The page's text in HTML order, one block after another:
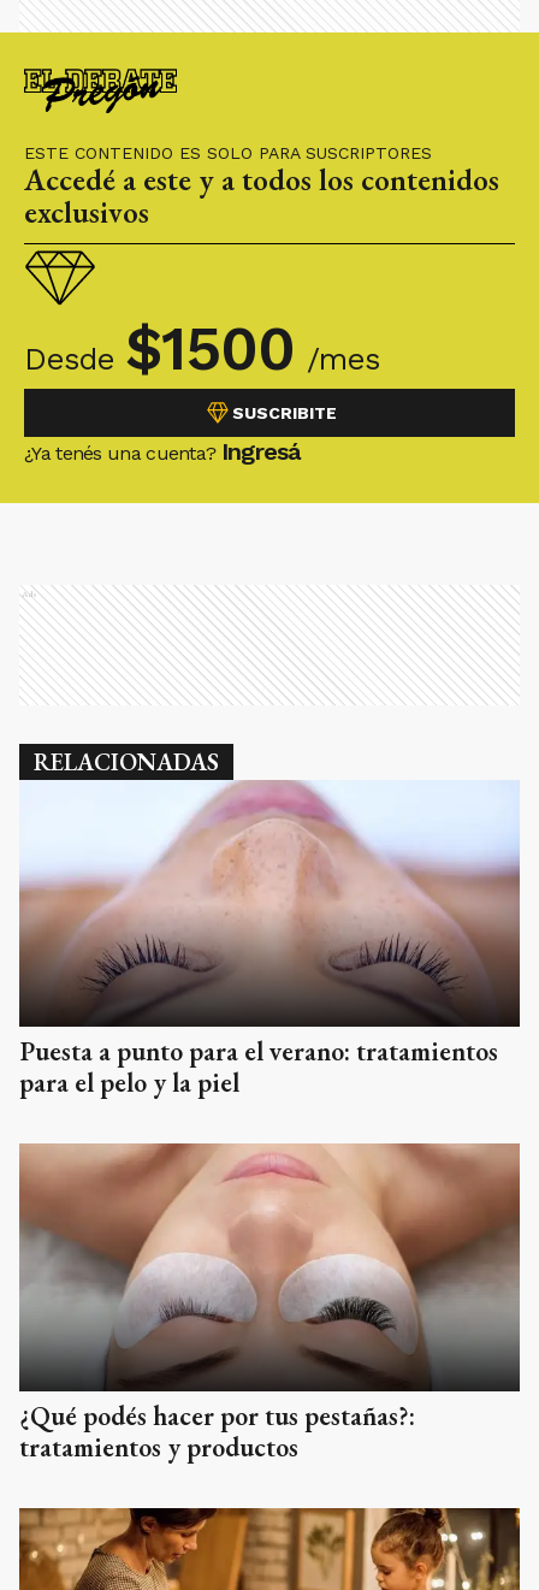
ESTE CONTENIDO ES SOLO PARA SUSCRIPTORES
Accedé a este y a todos los contenidos
exclusivos
Desde $1500 /mes
SUSCRIBITE
¿Ya tenés una cuenta? Ingresá
Ads
RELACIONADAS
Puesta a punto para el verano: tratamientos
para el pelo y la piel
¿Qué podés hacer por tus pestañas?:
tratamientos y productos